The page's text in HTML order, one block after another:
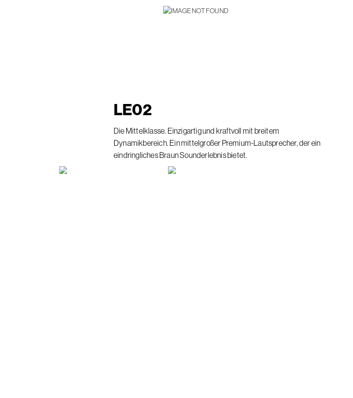
LE02
Die Mittelklasse. Einzigartig und kraftvoll mit breitem
Dynamikbereich. Ein mittelgroßer Premium-Lautsprecher, der ein
eindringliches Braun Sounderlebnis bietet.